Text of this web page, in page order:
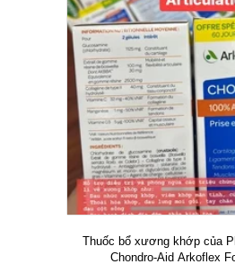
Thuốc bổ xương khớp của
Chondro-Aid Arkoflex